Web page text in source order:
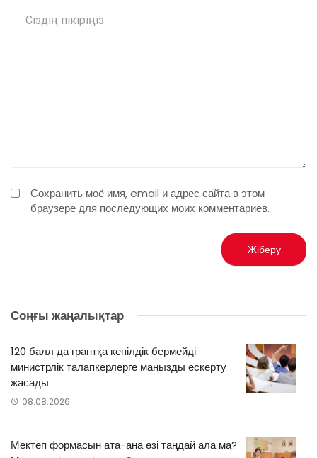
Сохранить моё имя, email и адрес сайта в этом
браузере для последующих моих комментариев.
Соңғы жаңалықтар
120 балл да грантқа кепілдік бермейді:
министрлік талапкерлерге маңызды ескерту
жасады
08.08.2026
Мектеп формасын ата-ана өзі таңдай ала ма?